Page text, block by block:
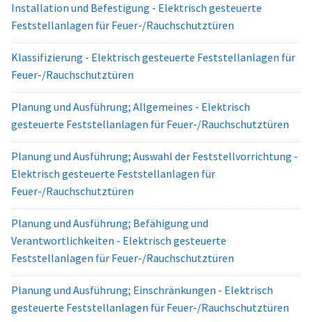
Installation und Befestigung - Elektrisch gesteuerte
Feststellanlagen für Feuer-/Rauchschutztüren
Klassifizierung - Elektrisch gesteuerte Feststellanlagen für
Feuer-/Rauchschutztüren
Planung und Ausführung; Allgemeines - Elektrisch
gesteuerte Feststellanlagen für Feuer-/Rauchschutztüren
Planung und Ausführung; Auswahl der Feststellvorrichtung -
Elektrisch gesteuerte Feststellanlagen für
Feuer-/Rauchschutztüren
Planung und Ausführung; Befähigung und
Verantwortlichkeiten - Elektrisch gesteuerte
Feststellanlagen für Feuer-/Rauchschutztüren
Planung und Ausführung; Einschränkungen - Elektrisch
gesteuerte Feststellanlagen für Feuer-/Rauchschutztüren